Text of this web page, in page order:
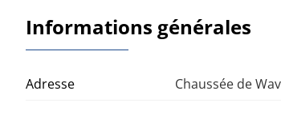
Informations générales
Adresse Chaussée de